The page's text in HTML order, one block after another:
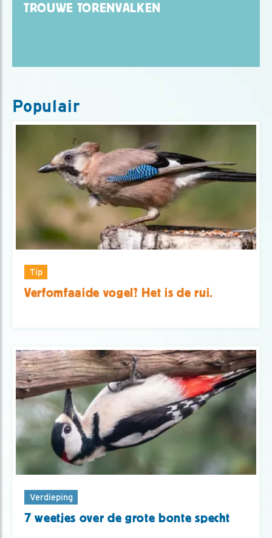
TROUWE TORENVALKEN
Populair
Tip
Verfomfaaide vogel? Het is de rui.
Verdieping
7 weetjes over de grote bonte specht